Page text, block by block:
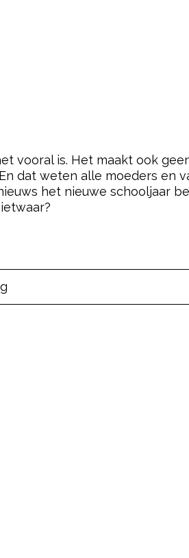
vooral is. Het maakt ook
dat weten alle moeders en
het nieuwe schooljaar